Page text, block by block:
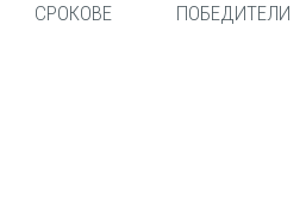
СРОКОВЕ ПОБЕДИТЕЛИ